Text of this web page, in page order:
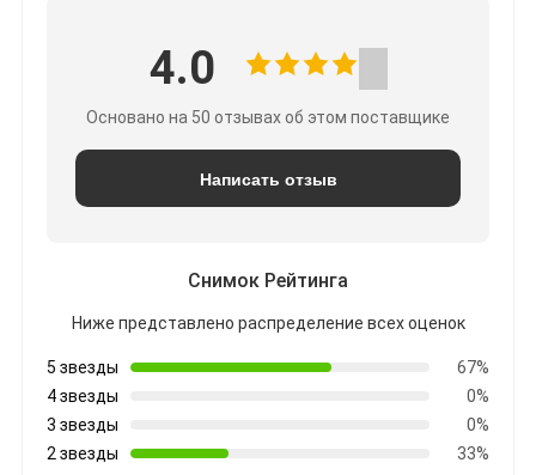
4.0
Основано на 50 отзывах об этом поставщике
Написать отзыв
Снимок Рейтинга
Ниже представлено распределение всех оценок
5 звезды
67%
4 звезды
0%
3 звезды
0%
2 звезды
33%